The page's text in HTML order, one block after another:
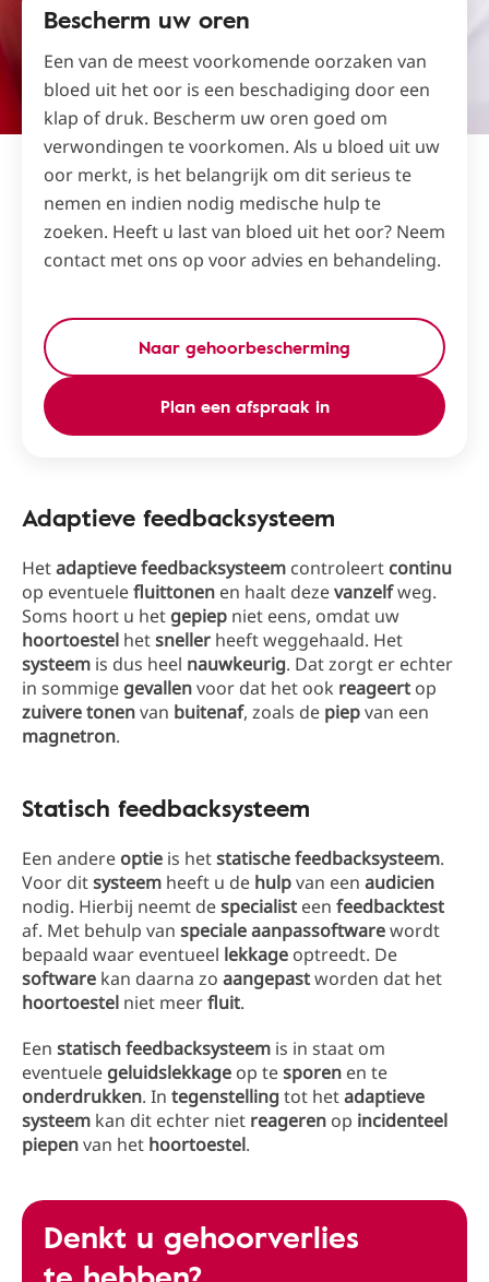
Bescherm uw oren
Een van de meest voorkomende oorzaken van
bloed uit het oor is een beschadiging door een
klap of druk. Bescherm uw oren goed om
verwondingen te voorkomen. Als u bloed uit uw
oor merkt, is het belangrijk om dit serieus te
nemen en indien nodig medische hulp te
zoeken. Heeft u last van bloed uit het oor? Neem
contact met ons op voor advies en behandeling.
Naar gehoorbescherming
Plan een afspraak in
Adaptieve feedbacksysteem
Hetadaptieve feedbacksysteem controleert continu
op eventuelefluittonen en haalt dezevanzelfweg.
Soms hoort u het gepiep niet eens, omdat uw
hoortoestel hetsneller heeft weggehaald. Het
systeem is dus heel nauwkeurig. Dat zorgt er echter
in sommige gevallenvoor dat het ook reageert op
zuivere tonenvan buitenaf, zoals de piepvan een
magnetron.
Statisch feedbacksysteem
Een andere optie is hetstatische feedbacksysteem.
Voor ditsysteem heeft u de hulpvan een audicien
nodig. Hierbij neemt despecialist een feedbacktest
af. Met behulp van speciale aanpassoftwarewordt
bepaald waar eventueel lekkage optreedt. De
software kan daarna zo aangepastworden dat het
hoortoestel niet meerfluit.
Een statisch feedbacksysteem is in staat om
eventuele geluidslekkage op tesporen en te
onderdrukken. In tegenstellingtot hetadaptieve
systeem kan dit echter niet reageren op incidenteel
piepenvan het hoortoestel.
Denkt u gehoorverlies